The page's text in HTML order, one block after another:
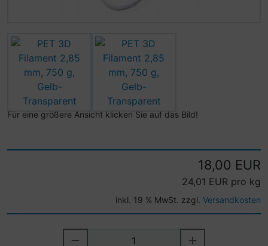
Für eine größere Ansicht klicken Sie auf das Bild!
18,00 EUR
24,01 EUR pro kg
inkl. 19 % MwSt. zzgl. Versandkosten